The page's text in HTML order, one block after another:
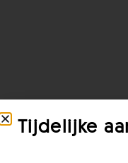
Tijdelijke